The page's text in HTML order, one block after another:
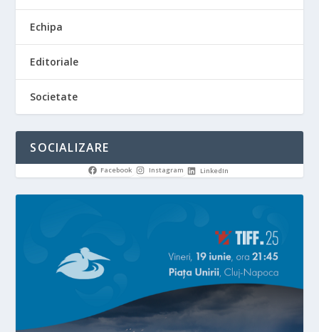
Echipa
Editoriale
Societate
SOCIALIZARE
Facebook Instagram LinkedIn